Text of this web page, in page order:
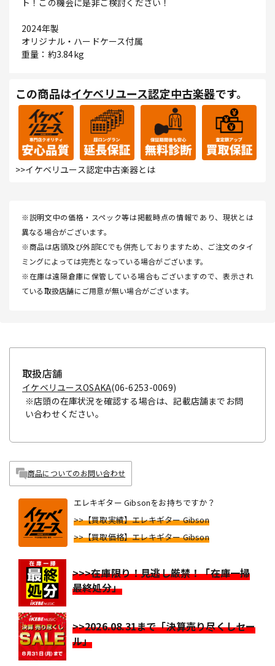
ト！この機会に是非ご検討ください！
2024年製
オリジナル・ハードケース付属
重量：約3.84kg
この商品はイケベリユース認定中古楽器です。
>>イケベリユース認定中古楽器とは
※説明文中の価格・スペック等は掲載時点の情報であり、現状とは
異なる場合がございます。
※商品は店頭及び外部ECでも併売しておりますため、ご注文のタイ
ミングによっては完売となっている場合がございます。
※在庫は遠隔倉庫に保管している場合もございますので、表示され
ている取扱店舗にご用意が無い場合がございます。
取扱店舗
イケベリユースOSAKA(06-6253-0069)
※店頭の在庫状況を確認する場合は、記載店舗までお問
い合わせください。
商品についてのお問い合わせ
エレキギター Gibsonをお持ちですか？
>>【買取実績】エレキギター Gibson
>>【買取価格】エレキギター Gibson
>>>在庫限り！見逃し厳禁！「在庫一掃
最終処分」
>>2026.08.31まで「決算売り尽くしセー
ル」